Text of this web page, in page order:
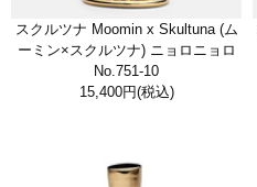
スクルツナ Moomin x Skultuna (ム
ーミン×スクルツナ) ニョロニョロ
No.751-10
15,400円(税込)